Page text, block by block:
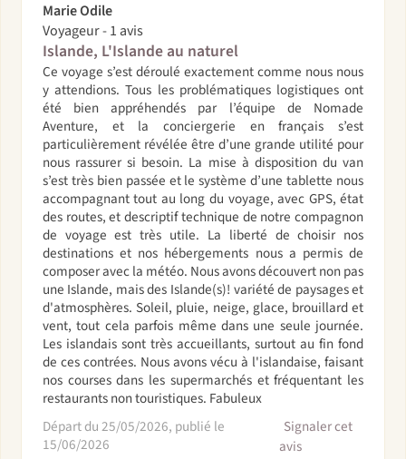
Marie Odile
Voyageur - 1 avis
Islande, L'Islande au naturel
Ce voyage s’est déroulé exactement comme nous nous
y attendions. Tous les problématiques logistiques ont
été bien appréhendés par l’équipe de Nomade
Aventure, et la conciergerie en français s’est
particulièrement révélée être d’une grande utilité pour
nous rassurer si besoin. La mise à disposition du van
s’est très bien passée et le système d’une tablette nous
accompagnant tout au long du voyage, avec GPS, état
des routes, et descriptif technique de notre compagnon
de voyage est très utile. La liberté de choisir nos
destinations et nos hébergements nous a permis de
composer avec la météo. Nous avons découvert non pas
une Islande, mais des Islande(s)! variété de paysages et
d'atmosphères. Soleil, pluie, neige, glace, brouillard et
vent, tout cela parfois même dans une seule journée.
Les islandais sont très accueillants, surtout au fin fond
de ces contrées. Nous avons vécu à l'islandaise, faisant
nos courses dans les supermarchés et fréquentant les
restaurants non touristiques. Fabuleux
Départ du 25/05/2026, publié le
15/06/2026
Signaler cet
avis